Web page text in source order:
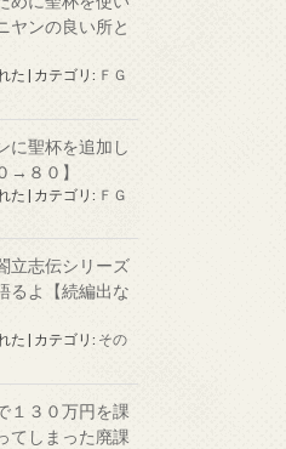
ヤンの良い所と
た | カテゴリ: ＦＧ
に聖杯を追加し
→８０】
た | カテゴリ: ＦＧ
立志伝シリーズ
るよ【続編出な
た カテゴリ: その
１３０万円を課
てしまった廃課